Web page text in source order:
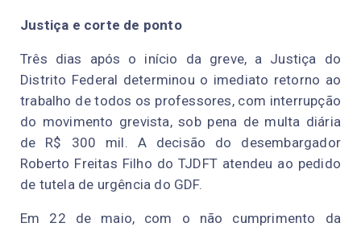
Justiça e corte de ponto
Três dias após o início da greve, a Justiça do
Distrito Federal determinou o imediato retorno ao
trabalho de todos os professores, com interrupção
do movimento grevista, sob pena de multa diária
de R$ 300 mil. A decisão do desembargador
Roberto Freitas Filho do TJDFT atendeu ao pedido
de tutela de urgência do GDF.
Em 22 de maio, com o não cumprimento da